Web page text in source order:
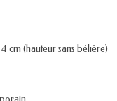
cm (hauteur sans bélière)